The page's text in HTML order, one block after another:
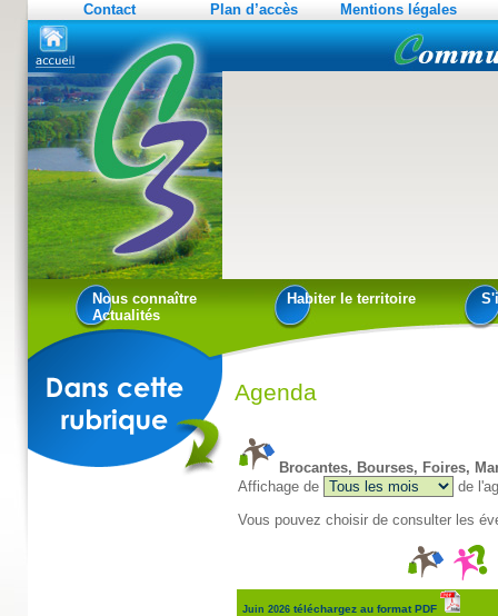
Contact Plan d’accès Mentions légales
Nous connaître Habiter le territoire
Actualités
Agenda
Brocantes, Bourses, Foires,
Affichage de
de
Vous pouvez choisir de consulter les
Juin 2026 téléchargez au format PDF